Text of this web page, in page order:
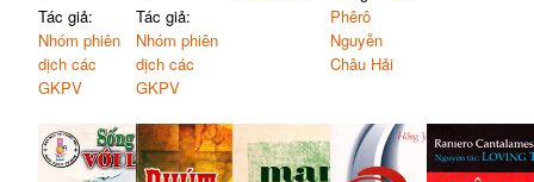
Tác giả:
Nhóm phiên
dịch các
GKPV
Tác giả:
Nhóm phiên
dịch các
GKPV
Phêrô
Nguyễn
Châu Hải